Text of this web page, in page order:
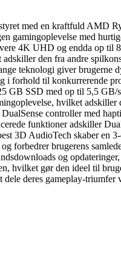
med en kraftfuld AMD
gamingoplevelse med
4K UHD og endda op til
den fra andre
teknologi giver brugerne
i forhold til konkurrerende
GB SSD med op til 5,5
hvilket adskiller
controller med
funktioner adskiller
3D AudioTech skaber en
forbedrer brugerens
og
hvilket gør den ideel til
deres gameplay-